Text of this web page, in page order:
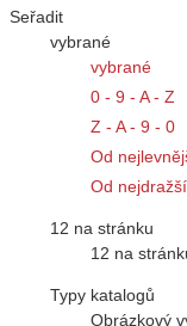
Seřadit
vybrané
vybrané
0 - 9 - A - Z
Z - A - 9 - 0
Od
Od
12 na stránku
12 na
Typy katalogů
Obrázkový